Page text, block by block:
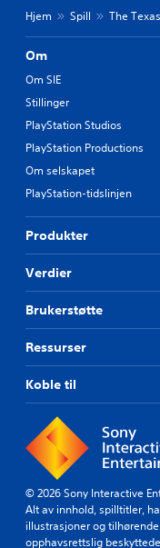
Hjem Spill The
Om
Om SIE
Stillinger
PlayStation Studios
PlayStation Productions
Om selskapet
PlayStation-tidslinjen
Produkter
Verdier
Brukerstøtte
Ressurser
Koble til
© 2026 Sony Interactive
Alt av innhold, spilltitler,
illustrasjoner og
opphavsrettslig